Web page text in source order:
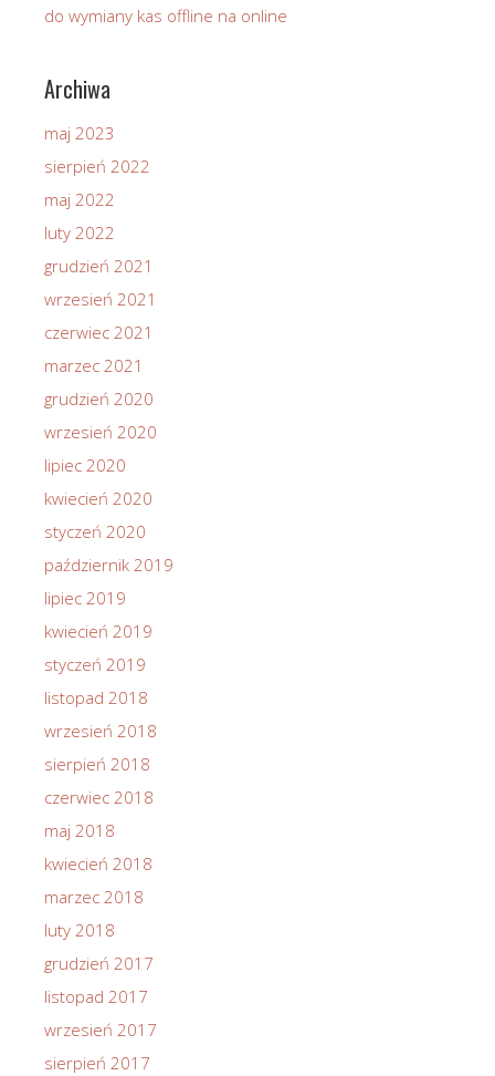
do wymiany kas offline na online
Archiwa
maj 2023
sierpień 2022
maj 2022
luty 2022
grudzień 2021
wrzesień 2021
czerwiec 2021
marzec 2021
grudzień 2020
wrzesień 2020
lipiec 2020
kwiecień 2020
styczeń 2020
październik 2019
lipiec 2019
kwiecień 2019
styczeń 2019
listopad 2018
wrzesień 2018
sierpień 2018
czerwiec 2018
maj 2018
kwiecień 2018
marzec 2018
luty 2018
grudzień 2017
listopad 2017
wrzesień 2017
sierpień 2017